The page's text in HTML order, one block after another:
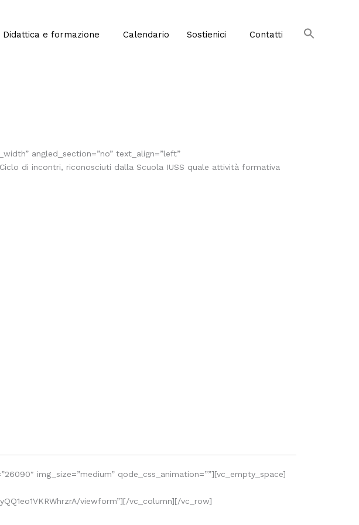
Didattica e formazione Calendario Sostienici Contatti
angled_section=”no” text_align=”left”
di incontri, riconosciuti dalla Scuola IUSS quale attività formativa
img_size=”medium” qode_css_animation=””][vc_empty_space]
viewform”][/vc_column][/vc_row]